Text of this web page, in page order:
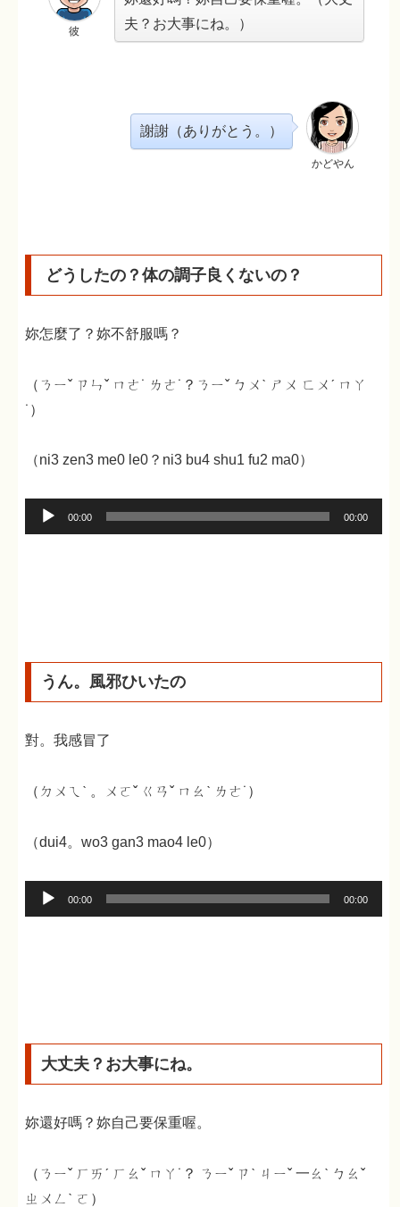
彼
夫？お大事にね。）
かどやん
謝謝（ありがとう。）
どうしたの？体の調子良くないの？
妳怎麼了？妳不舒服嗎？
（ㄋㄧˇ ㄗㄣˇ ㄇㄜ˙ ㄌㄜ˙？ㄋㄧˇ ㄅㄨˋ ㄕㄨ ㄈㄨˊ ㄇㄚ
˙）
（ni3 zen3 me0 le0？ni3 bu4 shu1 fu2 ma0）
声
ー
00:00 00:00
うん。風邪ひいたの
對。我感冒了
（ㄉㄨㄟˋ 。ㄨㄛˇ ㄍㄢˇ ㄇㄠˋ ㄌㄜ˙）
（dui4。wo3 gan3 mao4 le0）
声
ー
00:00 00:00
大丈夫？お大事にね。
妳還好嗎？妳自己要保重喔。
（ㄋㄧˇ ㄏㄞˊ ㄏㄠˇ ㄇㄚ˙？ ㄋㄧˇ ㄗˋ ㄐㄧˇ 一ㄠˋ ㄅㄠˇ
ㄓㄨㄥˋ ㄛ）